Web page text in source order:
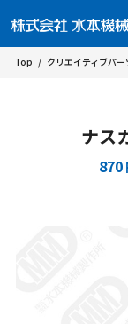
Top / クリエイティブパー
ナス
870